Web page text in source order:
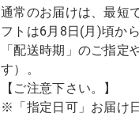
通常のお届けは、最短
フトは6月8日(月)頃か
「配送時期」のご指
す）。
【ご注意下さい。】
※「指定日可」お届け